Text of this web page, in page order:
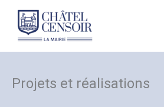
contenu
Projets et réalisations